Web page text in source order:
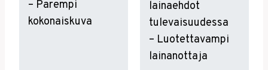
– Parempi
kokonaiskuva
lainaehdot
tulevaisuudessa
– Luotettavampi
lainanottaja